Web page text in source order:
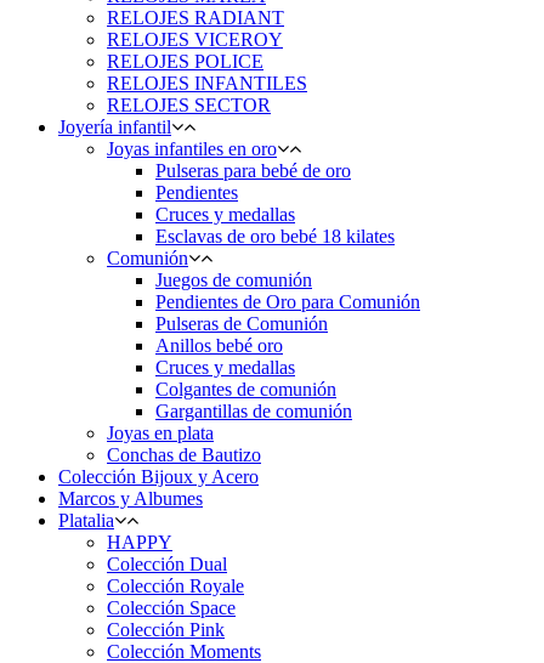
RELOJES RADIANT
RELOJES VICEROY
RELOJES POLICE
RELOJES INFANTILES
RELOJES SECTOR
Joyería infantil
Joyas infantiles en oro
Pulseras para bebé de oro
Pendientes
Cruces y medallas
Esclavas de oro bebé 18 kilates
Comunión
Juegos de comunión
Pendientes de Oro para Comunión
Pulseras de Comunión
Anillos bebé oro
Cruces y medallas
Colgantes de comunión
Gargantillas de comunión
Joyas en plata
Conchas de Bautizo
Colección Bijoux y Acero
Marcos y Albumes
Platalia
HAPPY
Colección Dual
Colección Royale
Colección Space
Colección Pink
Colección Moments